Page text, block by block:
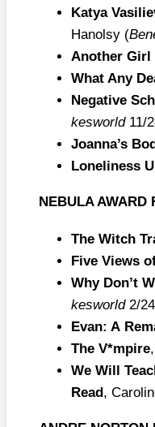
Katya
Hanol­sy (
Ano­ther Girl
What Any
Nega­ti­ve
kes­world11/​
Joanna’s
Loneli­ne­ss
NEBULA AWARD
The Witch
Five Views
Why Don’t
kes­world2/​
Evan: A
The V*mpire
We Will
Read,